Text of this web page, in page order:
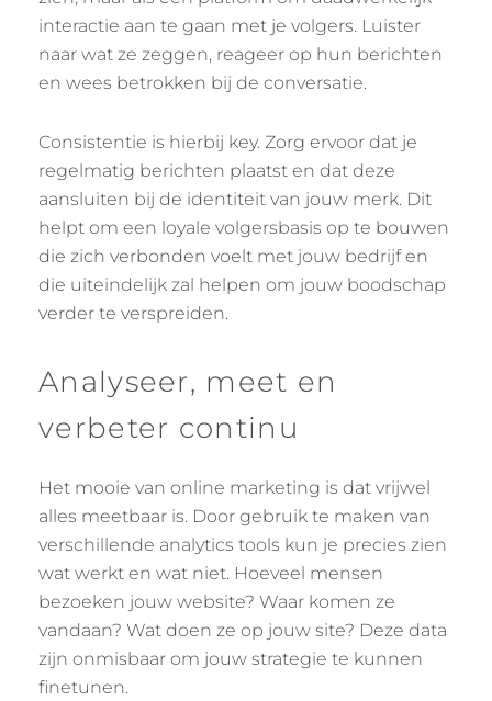
interactie aan te gaan met je volgers. Luister
naar wat ze zeggen, reageer op hun berichten
en wees betrokken bij de conversatie.
Consistentie is hierbij key. Zorg ervoor dat je
regelmatig berichten plaatst en dat deze
aansluiten bij de identiteit van jouw merk. Dit
helpt om een loyale volgersbasis op te bouwen
die zich verbonden voelt met jouw bedrijf en
die uiteindelijk zal helpen om jouw boodschap
verder te verspreiden.
Analyseer, meet en
verbeter continu
Het mooie van online marketing is dat vrijwel
alles meetbaar is. Door gebruik te maken van
verschillende analytics tools kun je precies zien
wat werkt en wat niet. Hoeveel mensen
bezoeken jouw website? Waar komen ze
vandaan? Wat doen ze op jouw site? Deze data
zijn onmisbaar om jouw strategie te kunnen
finetunen.